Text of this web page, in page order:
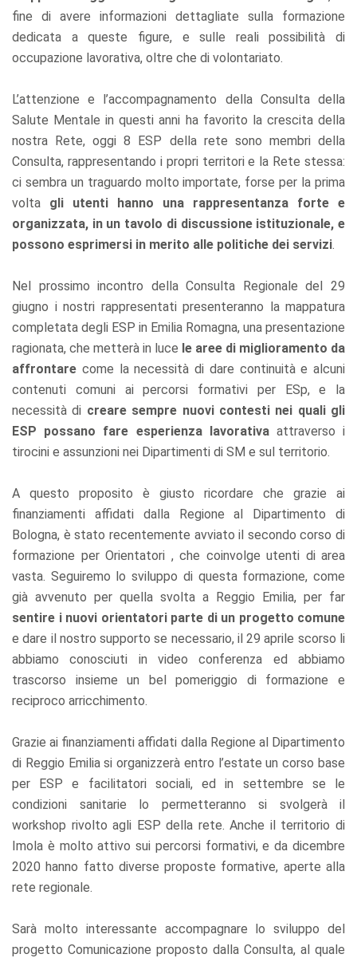
fine di avere informazioni dettagliate sulla formazione
dedicata a queste figure, e sulle reali possibilità di
occupazione lavorativa, oltre che di volontariato.
L’attenzione e l’accompagnamento della Consulta della
Salute Mentale in questi anni ha favorito la crescita della
nostra Rete, oggi 8 ESP della rete sono membri della
Consulta, rappresentando i propri territori e la Rete stessa:
ci sembra un traguardo molto importate, forse per la prima
volta gli utenti hanno una rappresentanza forte e
organizzata, in un tavolo di discussione istituzionale, e
possono esprimersi in merito alle politiche dei servizi.
Nel prossimo incontro della Consulta Regionale del 29
giugno i nostri rappresentati presenteranno la mappatura
completata degli ESP in Emilia Romagna, una presentazione
ragionata, che metterà in luce le aree di miglioramento da
affrontare come la necessità di dare continuità e alcuni
contenuti comuni ai percorsi formativi per ESp, e la
necessità di creare sempre nuovi contesti nei quali gli
ESP possano fare esperienza lavorativaattraverso i
tirocini e assunzioni nei Dipartimenti di SM e sul territorio.
A questo proposito è giusto ricordare che grazie ai
finanziamenti affidati dalla Regione al Dipartimento di
Bologna, è stato recentemente avviato il secondo corso di
formazione per Orientatori , che coinvolge utenti di area
vasta. Seguiremo lo sviluppo di questa formazione, come
già avvenuto per quella svolta a Reggio Emilia, per far
sentire i nuovi orientatori parte di un progetto comune
e dare il nostro supporto se necessario, il 29 aprile scorso li
abbiamo conosciuti in video conferenza ed abbiamo
trascorso insieme un bel pomeriggio di formazione e
reciproco arricchimento.
Grazie ai finanziamenti affidati dalla Regione al Dipartimento
di Reggio Emilia si organizzerà entro l’estate un corso base
per ESP e facilitatori sociali, ed in settembre se le
condizioni sanitarie lo permetteranno si svolgerà il
workshop rivolto agli ESP della rete. Anche il territorio di
Imola è molto attivo sui percorsi formativi, e da dicembre
2020 hanno fatto diverse proposte formative, aperte alla
rete regionale.
Sarà molto interessante accompagnare lo sviluppo del
progetto Comunicazione proposto dalla Consulta, al quale